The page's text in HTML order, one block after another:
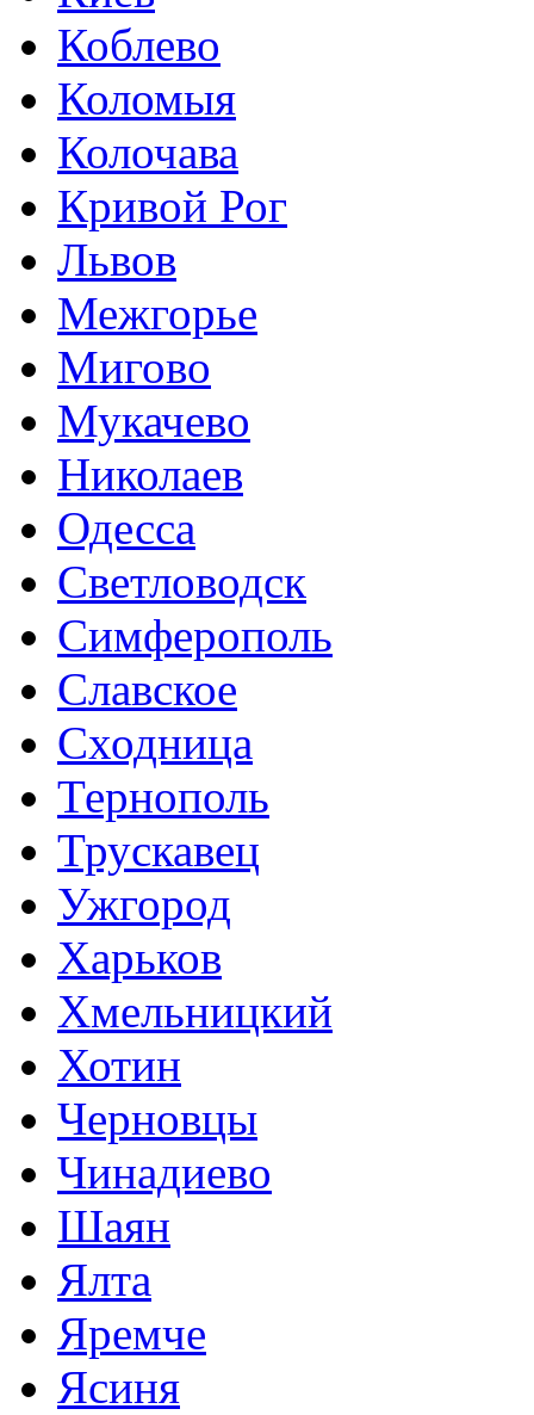
Коблево
Коломыя
Колочава
Кривой Рог
Львов
Межгорье
Мигово
Мукачево
Николаев
Одесса
Светловодск
Симферополь
Славское
Сходница
Тернополь
Трускавец
Ужгород
Харьков
Хмельницкий
Хотин
Черновцы
Чинадиево
Шаян
Ялта
Яремче
Ясиня